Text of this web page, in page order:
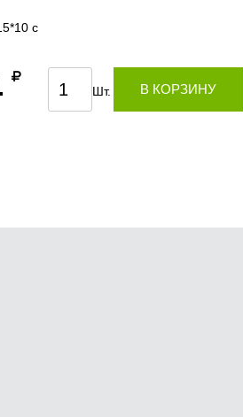
с
Шт. В КОРЗИНУ